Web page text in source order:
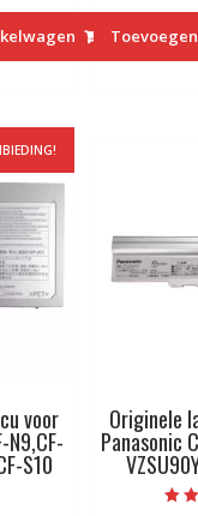
is:
€39.13.
voor
N9,CF-
S10
Originele
Panasonic